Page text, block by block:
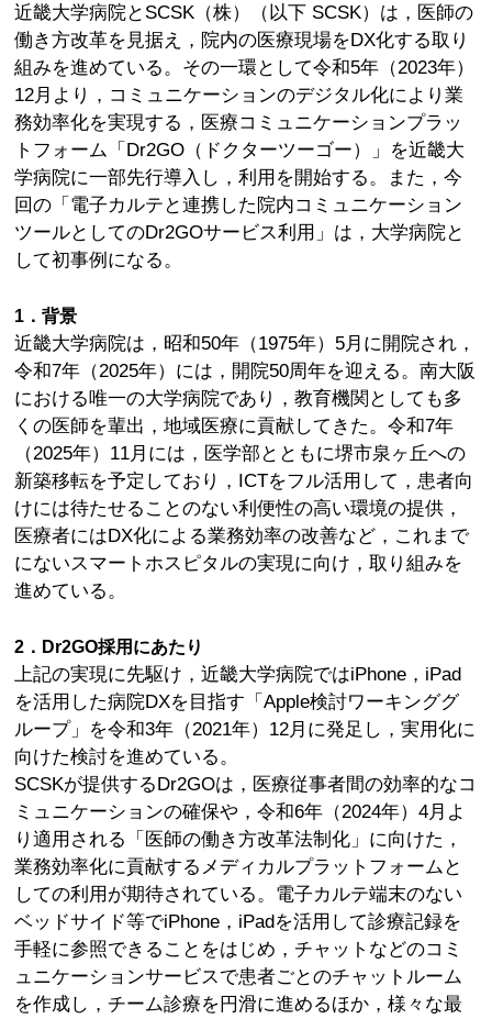
近畿大学病院とSCSK（株）（以下 SCSK）は，医師の
働き方改革を見据え，院内の医療現場をDX化する取り
組みを進めている。その一環として令和5年（2023年）
12月より，コミュニケーションのデジタル化により業
務効率化を実現する，医療コミュニケーションプラッ
トフォーム「Dr2GO（ドクターツーゴー）」を近畿大
学病院に一部先行導入し，利用を開始する。また，今
回の「電子カルテと連携した院内コミュニケーション
ツールとしてのDr2GOサービス利用」は，大学病院と
して初事例になる。
1．背景
近畿大学病院は，昭和50年（1975年）5月に開院され，
令和7年（2025年）には，開院50周年を迎える。南大阪
における唯一の大学病院であり，教育機関としても多
くの医師を輩出，地域医療に貢献してきた。令和7年
（2025年）11月には，医学部とともに堺市泉ヶ丘への
新築移転を予定しており，ICTをフル活用して，患者向
けには待たせることのない利便性の高い環境の提供，
医療者にはDX化による業務効率の改善など，これまで
にないスマートホスピタルの実現に向け，取り組みを
進めている。
2．Dr2GO採用にあたり
上記の実現に先駆け，近畿大学病院ではiPhone，iPad
を活用した病院DXを目指す「Apple検討ワーキンググ
ループ」を令和3年（2021年）12月に発足し，実用化に
向けた検討を進めている。
SCSKが提供するDr2GOは，医療従事者間の効率的なコ
ミュニケーションの確保や，令和6年（2024年）4月よ
り適用される「医師の働き方改革法制化」に向けた，
業務効率化に貢献するメディカルプラットフォームと
しての利用が期待されている。電子カルテ端末のない
ベッドサイド等でiPhone，iPadを活用して診療記録を
手軽に参照できることをはじめ，チャットなどのコミ
ュニケーションサービスで患者ごとのチャットルーム
を作成し，チーム診療を円滑に進めるほか，様々な最